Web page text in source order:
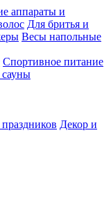
аппараты и
Для бритья и
Весы напольные
Спортивное питание
Декор и